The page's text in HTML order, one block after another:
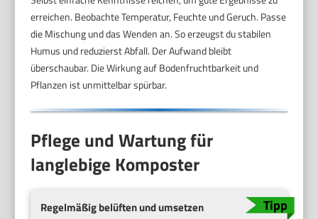
erreichen. Beobachte Temperatur, Feuchte und Geruch. Passe
die Mischung und das Wenden an. So erzeugst du stabilen
Humus und reduzierst Abfall. Der Aufwand bleibt
überschaubar. Die Wirkung auf Bodenfruchtbarkeit und
Pflanzen ist unmittelbar spürbar.
Pflege und Wartung für
langlebige Komposter
Regelmäßig belüften und umsetzen